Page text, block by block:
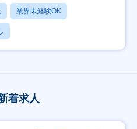
業界未経験OK
着求人